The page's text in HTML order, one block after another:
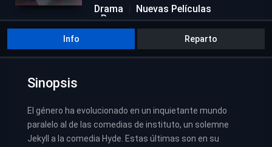
Drama
Nuevas Películas
Romance
Info Reparto
Sinopsis
El género ha evolucionado en un inquietante mundo
paralelo al de las comedias de instituto, un solemne
Jekyll a la comedia Hyde. Estas últimas son en su